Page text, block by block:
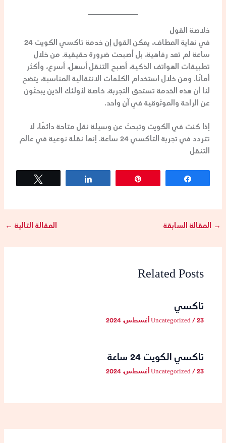
خلاصة القول
في نهاية المطاف، يمكن القول إن
خدمة تاكسي الكويت 24
ساعةلم تعد رفاهية، بل أصبحت ضرورة حقيقية. من خلال
تطبيقات الهواتف الذكية، أصبح التنقل أسهل، أسرع، وأكثر
أمانًا. ومن خلال استخدام الكلمات الانتقالية المناسبة، يتضح
لنا أن هذه الخدمة تستحق التجربة، خاصة لأولئك الذين يبحثون
عن الراحة والموثوقية في آنٍ واحد.
إذا كنت في الكويت وتبحث عن وسيلة نقل متاحة دائمًا، لا
تتردد في تجربة التاكسي 24 ساعة. إنها نقلة نوعية في عالم
التنقل
→ المقالة السابقة المقالة التالية ←
Related Posts
تاكسي
Uncategorized/23 أغسطس، 2024
تاكسي الكويت 24 ساعة
Uncategorized/23 أغسطس، 2024